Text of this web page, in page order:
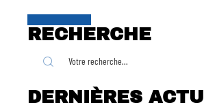
RECHERCHE
DERNIÈRES